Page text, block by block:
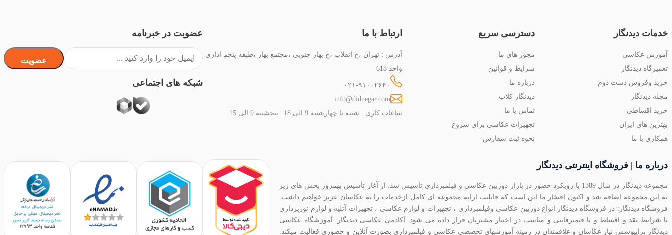
خدمات دیدنگار
آموزش عکاسی
تعمیرگاه دیدنگار
خرید وفروش دست دوم
مجله دیدنگار
خرید اقساطی
بهترین های ایران
همکاری با ما
دسترسی سریع
مجوز های ما
شرایط و قوانین
درباره ما
دیدنگار کلاب
تماس با ما
تجهیزات عکاسی برای شروع
نحوه ثبت سفارش
ارتباط با ما
آدرس : تهران ،خ انقلاب ،خ بهار جنوبی ،مجتمع بهار ،طبقه پنجم اداری
واحد 618
۰۲۱-۹۱۰۰۲۶۴۰
info@didnegar.com
ساعات کاری : شنبه تا چهارشنبه 9 الی 18 | پنجشنبه 9 الی 15
عضویت در خبرنامه
عضویت
شبکه های اجتماعی
درباره ما | فروشگاه اینترنتی دیدنگار
مجموعه دیدنگار در سال 1389 با رویکرد حضور در بازار دوربین عکاسی و فیلمبرداری تأسیس شد. از آغاز تأسیس بهمرور بخش های زیر
به این مجموعه اضافه شد و اکنون افتخار ما این است که قابلیت ارایه مجموعه ای کامل ازخدمات را به عکاسان عزیز خواهیم داشت:
فروشگاه دیدنگار: در فروشگاه دیدنگار انواع دوربین عکاسی وفیلمبرداری ، تجهیزات و لوازم عکاسی ، تجهیزات آتلیه و لوازم نورپردازی
با شرایط نقد و اقساط و با قیمترقابتی و مناسب در اختیار مشتریان قرار داده می شود. آکادمی عکاسی دیدنگار: آموزشگاه عکاسی
دیدنگار برایپوشش نیاز عکاسان و علاقمندان در زمینه آموزشهای تخصصی عکاسی و فیلمبرداری بصورت آنلاین و حضوری فعالیت میکند.